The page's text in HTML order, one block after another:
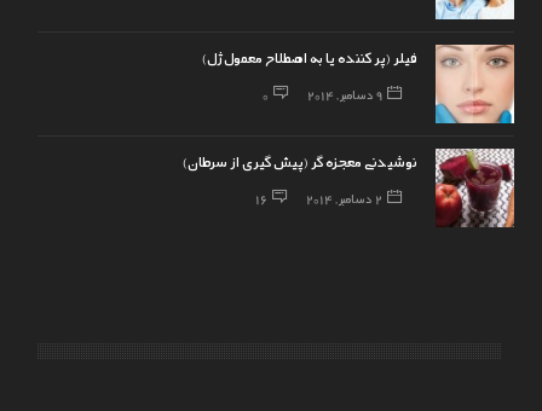
فیلر (پر کننده یا به اصطلاح معمول ژل)
9 دسامبر, 2014 0
نوشیدنی معجزه گر (پیش گیری از سرطان)
2 دسامبر, 2014 16